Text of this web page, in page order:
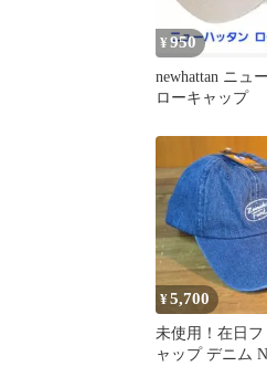
¥950
newhattan ニュ
ローキャップ
¥5,700
未使用！在日フ
ャップ デニム